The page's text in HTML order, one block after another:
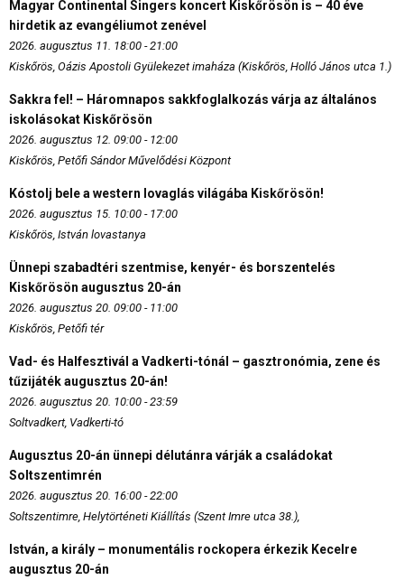
Magyar Continental Singers koncert Kiskőrösön is – 40 éve
hirdetik az evangéliumot zenével
2026. augusztus 11. 18:00 - 21:00
Kiskőrös, Oázis Apostoli Gyülekezet imaháza (Kiskőrös, Holló János utca 1.)
Sakkra fel! – Háromnapos sakkfoglalkozás várja az általános
iskolásokat Kiskőrösön
2026. augusztus 12. 09:00 - 12:00
Kiskőrös, Petőfi Sándor Művelődési Központ
Kóstolj bele a western lovaglás világába Kiskőrösön!
2026. augusztus 15. 10:00 - 17:00
Kiskőrös, István lovastanya
Ünnepi szabadtéri szentmise, kenyér- és borszentelés
Kiskőrösön augusztus 20-án
2026. augusztus 20. 09:00 - 11:00
Kiskőrös, Petőfi tér
Vad- és Halfesztivál a Vadkerti-tónál – gasztronómia, zene és
tűzijáték augusztus 20-án!
2026. augusztus 20. 10:00 - 23:59
Soltvadkert, Vadkerti-tó
Augusztus 20-án ünnepi délutánra várják a családokat
Soltszentimrén
2026. augusztus 20. 16:00 - 22:00
Soltszentimre, Helytörténeti Kiállítás (Szent Imre utca 38.),
István, a király – monumentális rockopera érkezik Kecelre
augusztus 20-án